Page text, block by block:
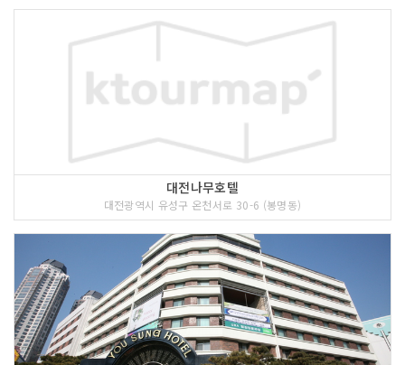
대전나무호텔
대전광역시 유성구 온천서로 30-6 (봉명동)